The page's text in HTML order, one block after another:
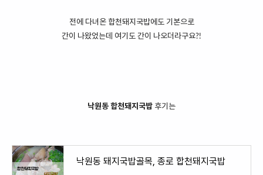
전에 다녀온 합천돼지국밥에도 기본으로
간이 나왔었는데 여기도 간이 나오더라구요?!
낙원동 합천돼지국밥 후기는
낙원동 돼지국밥골목, 종로 합천돼지국밥